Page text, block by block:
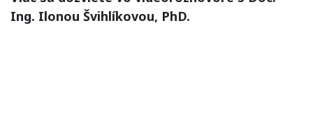
Ing. Ilonou Švihlíkovou, PhD.